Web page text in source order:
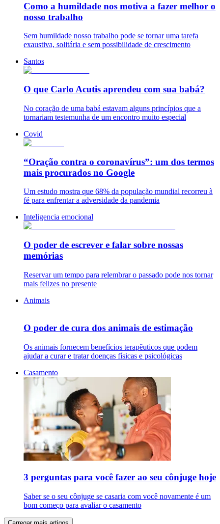
Como a humildade nos motiva a fazer melhor o
nosso trabalho
Sem humildade nosso trabalho pode se tornar uma tarefa
exaustiva, solitária e sem possibilidade de crescimento
Santos
O que Carlo Acutis aprendeu com sua babá?
No coração de uma babá estavam alguns princípios que a
tornariam testemunha de um encontro muito especial
Covid
“Oração contra o coronavírus”: um dos termos
mais procurados no Google
Um estudo mostra que 68% da população mundial recorreu à
fé para enfrentar a adversidade da pandemia
Inteligencia emocional
O poder de escrever e falar sobre nossas
memórias
Reservar um tempo para relembrar o passado pode nos tornar
mais felizes no presente
Animais
O poder de cura dos animais de estimação
Os animais fornecem benefícios terapêuticos que podem
ajudar a curar e tratar doenças físicas e psicológicas
Casamento
3 perguntas para você fazer ao seu cônjuge hoje
Saber se o seu cônjuge se casaria com você novamente é um
bom começo para avaliar o casamento